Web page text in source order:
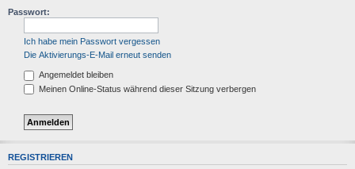
Passwort:
Ich habe mein Passwort vergessen
Die Aktivierungs-E-Mail erneut senden
Angemeldet bleiben
Meinen Online-Status während dieser Sitzung verbergen
REGISTRIEREN